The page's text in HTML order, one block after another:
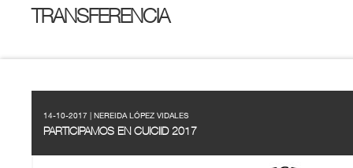
TRANSFERENCIA
14-10-2017 | NEREIDA LÓPEZ VIDALES
PARTICIPAMOS EN CUICIID 2017